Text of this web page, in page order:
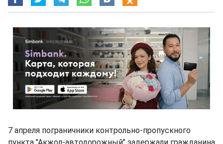
7 апреля пограничники контрольно-пропускного